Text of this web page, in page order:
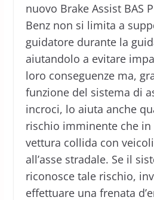
nuovo Brake Assist BAS
Benz non si limita a
guidatore durante la
aiutandolo a evitare
loro conseguenze ma,
funzione del sistema di
incroci, lo aiuta anche
rischio imminente che
vettura collida con
all’asse stradale. Se il
riconosce tale rischio,
effettuare una frenata